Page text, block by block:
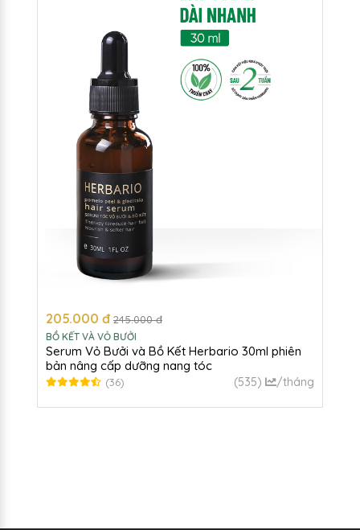
205.000 đ 245.000 đ
BỒ KẾT VÀ VỎ BƯỞI
Serum Vỏ Bưởi và Bồ Kết Herbario 30ml phiên
bản nâng cấp dưỡng nang tóc
(36) (535) /tháng